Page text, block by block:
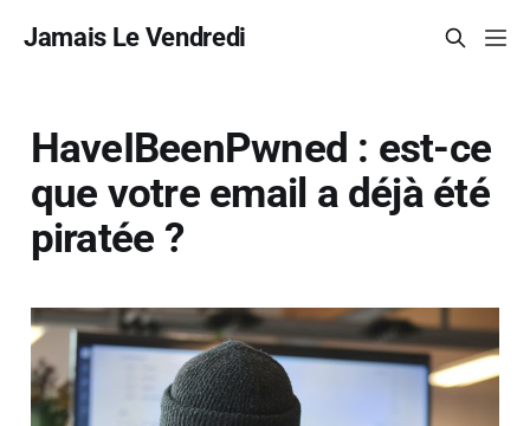
Jamais Le Vendredi
HaveIBeenPwned : est-ce
que votre email a déjà été
piratée ?